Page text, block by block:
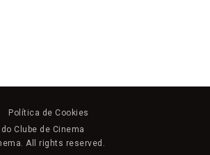
Política de Cookies
Clube de Cinema
All rights reserved.